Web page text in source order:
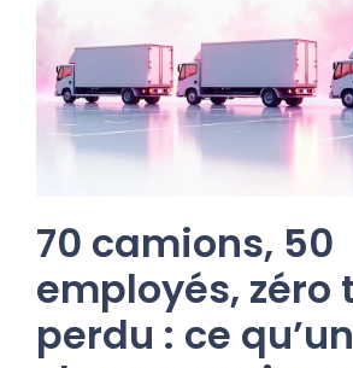
70 camions, 50
employés, zéro
perdu : ce qu’un